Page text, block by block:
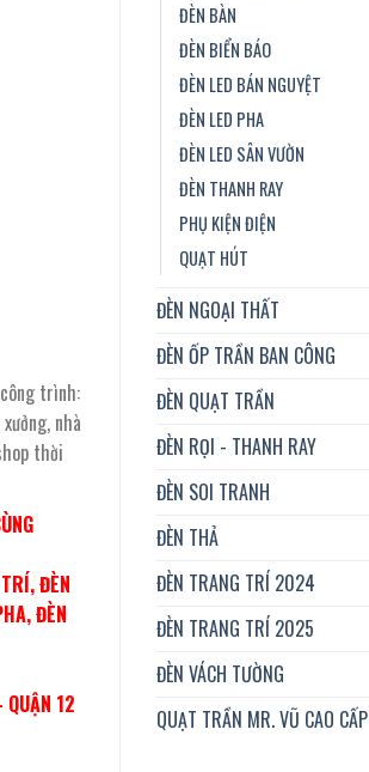
ĐÈN BÀN
ĐÈN BIỂN BÁO
ĐÈN LED BÁN NGUYỆT
ĐÈN LED PHA
ĐÈN LED SÂN VƯỜN
ĐÈN THANH RAY
PHỤ KIỆN ĐIỆN
QUẠT HÚT
ĐÈN NGOẠI THẤT
ĐÈN ỐP TRẦN BAN CÔNG
ĐÈN QUẠT TRẦN
ĐÈN RỌI - THANH RAY
ĐÈN SOI TRANH
ĐÈN THẢ
ĐÈN TRANG TRÍ 2024
ĐÈN TRANG TRÍ 2025
ĐÈN VÁCH TƯỜNG
QUẠT TRẦN MR. VŨ CAO CẤP
trình:
nhà
thời
ĐÈN
ĐÈN
12